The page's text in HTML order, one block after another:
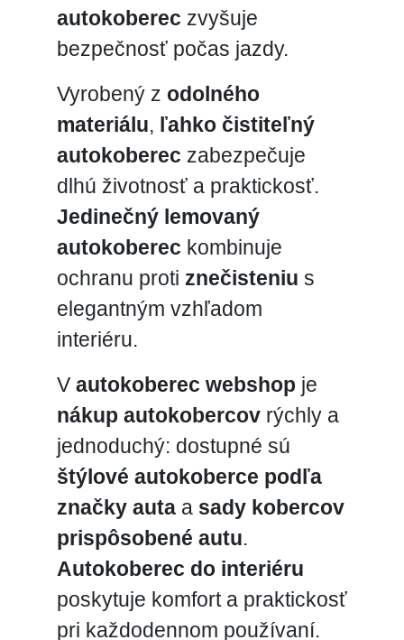
autokoberec zvyšuje
bezpečnosť počas jazdy.
Vyrobený z odolného
materiálu, ľahko čistiteľný
autokoberec zabezpečuje
dlhú životnosť a praktickosť.
Jedinečný lemovaný
autokoberec kombinuje
ochranu proti znečisteniu s
elegantným vzhľadom
interiéru.
V autokoberec webshop je
nákup autokobercovrýchly a
jednoduchý: dostupné sú
štýlové autokoberce podľa
značky autaa sady kobercov
prispôsobené autu.
Autokoberec do interiéru
poskytuje komfort a praktickosť
pri každodennom používaní.